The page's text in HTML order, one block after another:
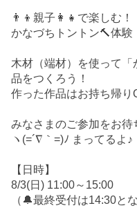
👨‍👦親子👩‍👧で楽しむ！
かなづちトントン🔨体験
木材（端材）を使って
品をつくろう！
作った作品はお持ち帰り
みなさまのご参加をお待
ヽ(=´∇｀=)ﾉ まってるよ♪
【日時】
8/3(日) 11:00～15:00
（🔔最終受付は14:30と